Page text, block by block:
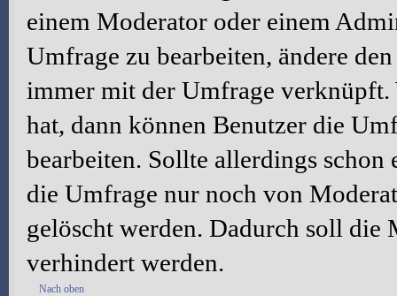
einem Moderator oder einem
Umfrage zu bearbeiten, ändere
immer mit der Umfrage verknüpft.
hat, dann können Benutzer die
bearbeiten. Sollte allerdings schon
die Umfrage nur noch von
gelöscht werden. Dadurch soll
verhindert werden.
Nach oben